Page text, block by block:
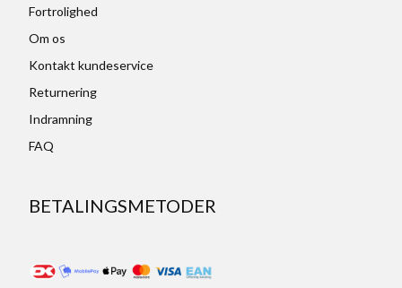
Fortrolighed
Om os
Kontakt kundeservice
Returnering
Indramning
FAQ
BETALINGSMETODER